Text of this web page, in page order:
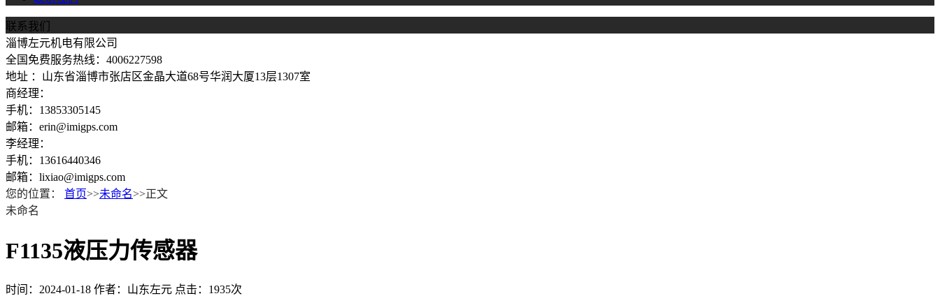
联系我们
淄博左元机电有限公司
全国免费服务热线：4006227598
地址 ：山东省淄博市张店区金晶大道68号华润大厦13层1307室
商经理：
手机：13853305145
邮箱：erin@imigps.com
李经理：
手机：13616440346
邮箱：lixiao@imigps.com
您的位置：
首页>>未命名>>正文
未命名
F1135液压力传感器
时间：2024-01-18 作者：山东左元 点击：1935次